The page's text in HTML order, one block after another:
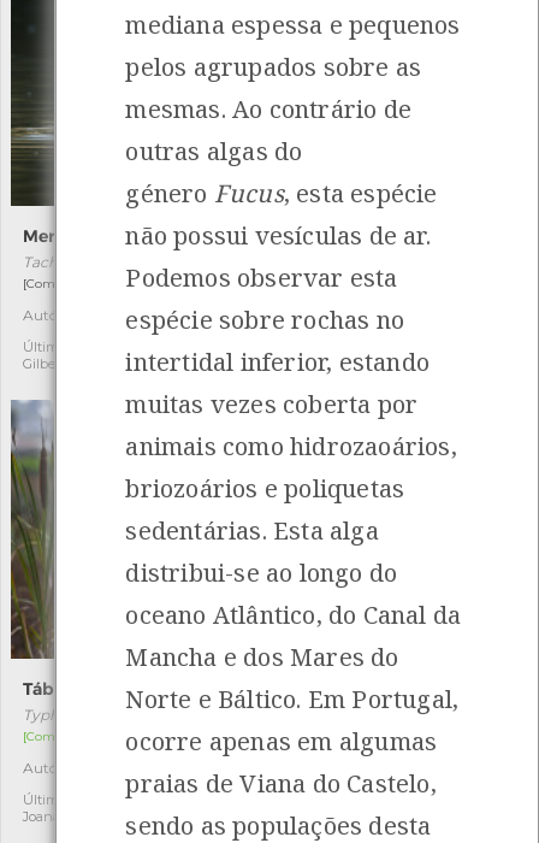
Mergulhão-pequeno
Tachybaptus ruficollis
[Comum e residente]
Autóctone
Última observação por:
Gilberto Pereira
7
Cotovia-de-poupa
[Residente]
Autóctone
Mónica Rocha
Tábua-larga
Typha latifolia
[Comum]
Autóctone
Última observação por:
Joana Lima
Sanguinária-do-Japão
[Comum]
Cristiana Costa
mediana espessa e pequenos
pelos agrupados sobre as
mesmas. Ao contrário de
outras algas do
género Fucus, esta espécie
não possui vesículas de ar.
Podemos observar esta
espécie sobre rochas no
intertidal inferior, estando
muitas vezes coberta por
animais como hidrozaoários,
briozoários e poliquetas
sedentárias. Esta alga
distribui-se ao longo do
oceano Atlântico, do Canal da
Mancha e dos Mares do
Norte e Báltico. Em Portugal,
ocorre apenas em algumas
praias de Viana do Castelo,
sendo as populações desta